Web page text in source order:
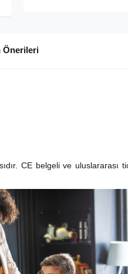
Önerileri
CE belgeli ve uluslararası